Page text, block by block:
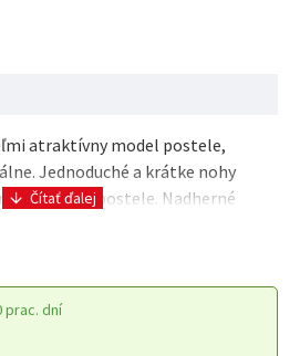
atraktívny model postele,
Jednoduché a krátke nohy
nízky rám postele. Nadherné
prac. dní